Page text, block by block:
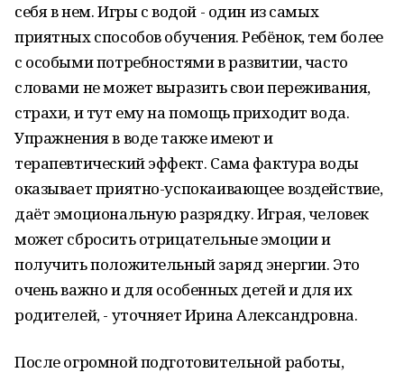
себя в нем. Игры с водой - один из самых
приятных способов обучения. Ребёнок, тем более
с особыми потребностями в развитии, часто
словами не может выразить свои переживания,
страхи, и тут ему на помощь приходит вода.
Упражнения в воде также имеют и
терапевтический эффект. Сама фактура воды
оказывает приятно-успокаивающее воздействие,
даёт эмоциональную разрядку. Играя, человек
может сбросить отрицательные эмоции и
получить положительный заряд энергии. Это
очень важно и для особенных детей и для их
родителей, - уточняет Ирина Александровна.
После огромной подготовительной работы,